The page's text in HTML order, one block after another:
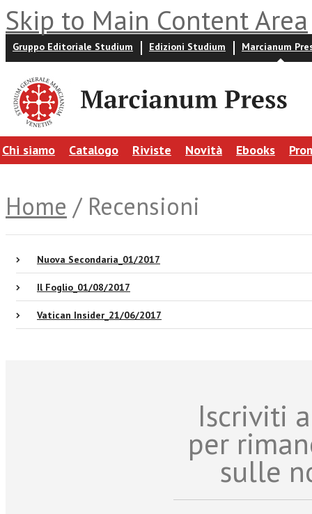
Skip to Main Content Area
Gruppo Editoriale Studium Edizioni Studium Marcianum
Chi siamo Catalogo Riviste Novità Ebooks
Home / Recensioni
Nuova Secondaria_01/2017
Il Foglio_01/08/2017
Vatican Insider_21/06/2017
Iscriviti
per
sulle